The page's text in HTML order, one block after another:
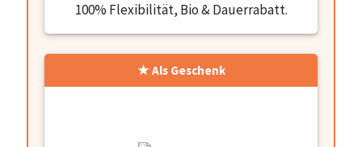
100% Flexibilität, Bio & Dauerrabatt.
Als Geschenk